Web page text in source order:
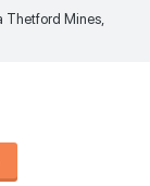
Thetford Mines,